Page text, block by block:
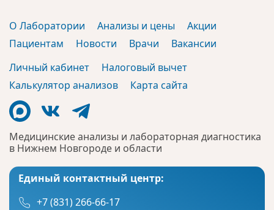
Медицинские анализы и лабораторная диагностика
в Нижнем Новгороде и области
Единый контактный центр:
+7 (831) 266-66-17
О Лаборатории Анализы и цены
Акции
Пациентам
Новости Врачи
Вакансии
Личный кабинет
Налоговый вычет
Калькулятор анализов
Карта сайта